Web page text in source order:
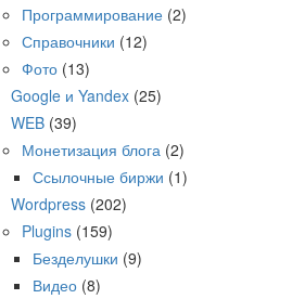
Программирование (2)
Справочники (12)
Фото (13)
Google и Yandex (25)
WEB (39)
Монетизация блога (2)
Ссылочные биржи (1)
Wordpress (202)
Plugins (159)
Безделушки (9)
Видео (8)